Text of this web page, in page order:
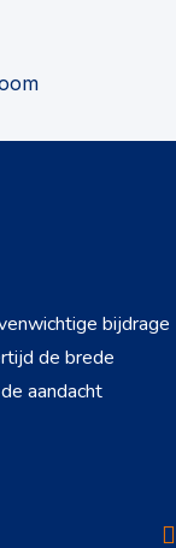
bijdrage
de brede
aandacht